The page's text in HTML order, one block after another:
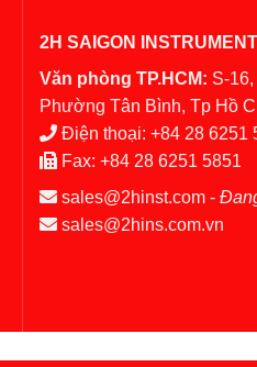
2H SAIGON
Văn phòng TP.HCM: S-
Phường Tân Bình, Tp Hồ
Điện thoại: +84 28 6251
Fax: +84 28 6251 5851
sales@2hinst.com -
sales@2hins.com.vn